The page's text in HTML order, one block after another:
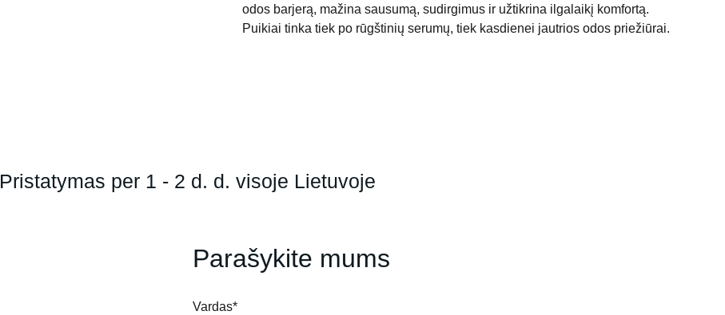
odos barjerą, mažina sausumą, sudirgimus ir užtikrina ilgalaikį komfortą.
Puikiai tinka tiek po rūgštinių serumų, tiek kasdienei jautrios odos priežiūrai.
Parašykite mums
Vardas*
Pristatymas per 1 - 2 d. d. visoje Lietuvoje